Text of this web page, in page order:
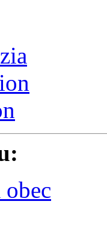
obec